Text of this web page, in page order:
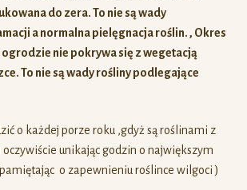
do zera. To nie są wady
a normalna pielęgnacja roślin. , Okres
nie pokrywa się z wegetacją
To nie są wady rośliny podlegające
o każdej porze roku ,gdyż są roślinami z
unikając godzin o największym
o zapewnieniu roślince wilgoci )